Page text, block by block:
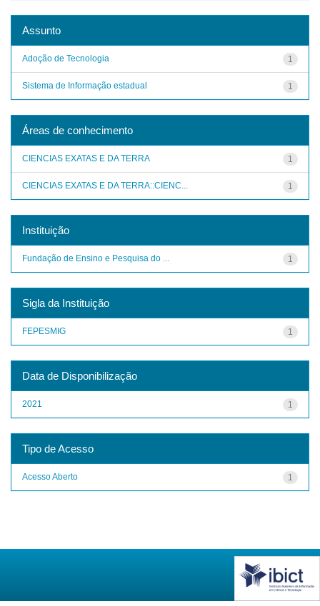
Assunto
1
Adoção de Tecnologia
1
Sistema de Informação estadual
Áreas de conhecimento
1
CIENCIAS EXATAS E DA TERRA
1
CIENCIAS EXATAS E DA TERRA::CIENC...
Instituição
1
Fundação de Ensino e Pesquisa do ...
Sigla da Instituição
1
FEPESMIG
Data de Disponibilização
1
2021
Tipo de Acesso
1
Acesso Aberto